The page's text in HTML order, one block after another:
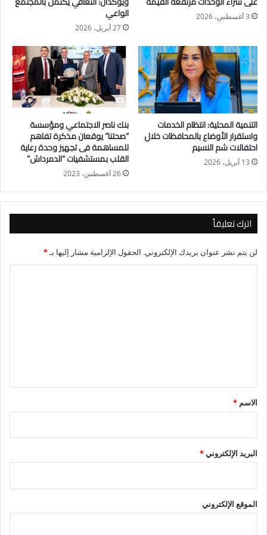
الكفرة وتوشكى وواحة باريس وشرق العوينات ورفح وكوم امبو
ومستقبل مصر وكذلك متابعة أداء المحطات البحثية على مستوى
الصحراء
3 أغسطس، 2026 الواعي
27 أبريل، 2026
التنمية المحلية: انتظام الخدمات
واستقرار الأوضاع بالمحافظات خلال
احتفالات شم النسيم
13 أبريل، 2026
بنك ناصر الاجتماعي ومؤسسة
“صحتنا” يوقعان مذكرة تفاهم
للمساهمة فى تجهيز وحدة رعاية
القلب بمستشفيات “الدمرداش”
26 أغسطس، 2023
اترك تعليقاً
لن يتم نشر عنوان بريدك الإلكتروني. الحقول الإلزامية مشار إليها بـ*
*
الاسم *
البريد الإلكتروني*
الموقع الإلكتروني